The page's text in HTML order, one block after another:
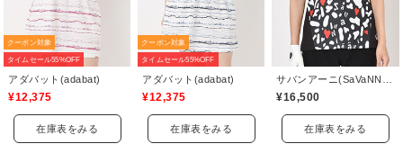
クーポン対象
タイムセール55%OFF
アダバット(adabat)
¥12,375
在庫表をみる
クーポン対象
タイムセール55%OFF
アダバット(adabat)
¥12,375
在庫表をみる
¥16,500
在庫表をみる